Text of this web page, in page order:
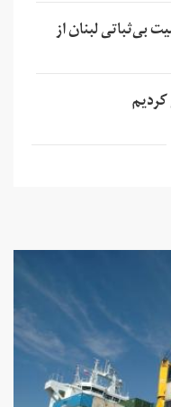
بی‌ثباتی لبنان از